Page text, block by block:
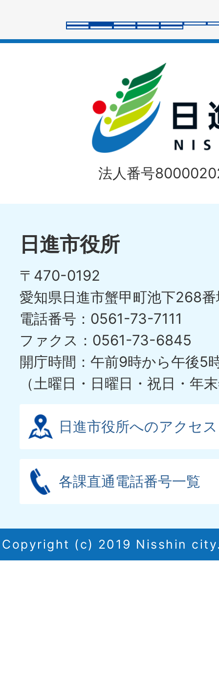
ラ
イ
法人番号
日進市役所
〒470-0192
愛知県日進市蟹甲町池下268
電話番号：0561-73-7111
ファクス：0561-73-6845
開庁時間：午前9時から午後5
（土曜日・日曜日・祝日・年
日進市役所へのアクセス
各課直通電話番号一覧
Copyright (c) 2019 Nisshin